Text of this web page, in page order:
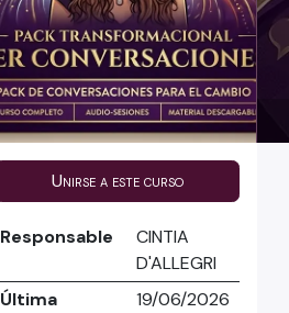
Unirse a este curso
Responsable
CINTIA
D'ALLEGRI
Última
19/06/2026